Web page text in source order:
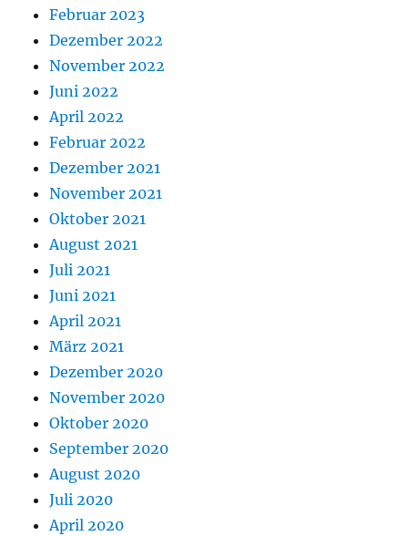
Februar 2023
Dezember 2022
November 2022
Juni 2022
April 2022
Februar 2022
Dezember 2021
November 2021
Oktober 2021
August 2021
Juli 2021
Juni 2021
April 2021
März 2021
Dezember 2020
November 2020
Oktober 2020
September 2020
August 2020
Juli 2020
April 2020